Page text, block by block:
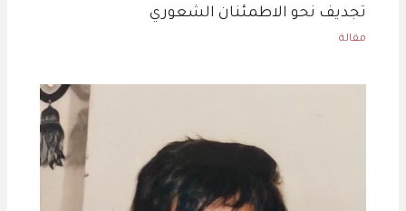
تجديف نحو الاطمئنان الشعوري
مقالة